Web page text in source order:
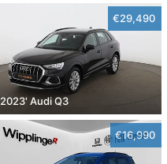
€29,490
2023' Audi Q3
€16,990